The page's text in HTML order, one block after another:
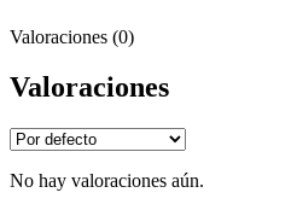
Valoraciones (0)
Valoraciones
No hay valoraciones aún.